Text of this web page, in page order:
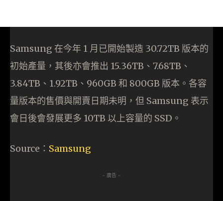
Samsung 在今年 1 月已開始製造 30.72TB 版本的
初始產量，其後亦會推出 15.36TB、7.68TB、
3.84TB、1.92TB、960GB 和 800GB 版本。各容
量版本的售價與開賣日期未明，但 Samsung 表示
會日後會發展更多 10TB 以上容量的 SSD。
Source： Samsung
- 廣告 -